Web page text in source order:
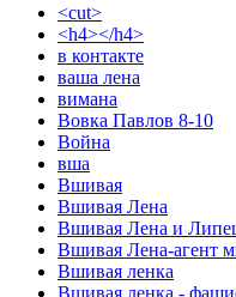
<cut>
<h4></h4>
в контакте
ваша лена
вимана
Вовка Павлов 8-10
Война
вша
Вшивая
Вшивая Лена
Вшивая Лена и
Вшивая Лена-агент
Вшивая ленка
Вшивая ленка -